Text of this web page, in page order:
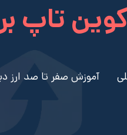
تاپ
آموزش صفر تا صد ارز